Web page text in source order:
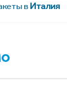
вИталия